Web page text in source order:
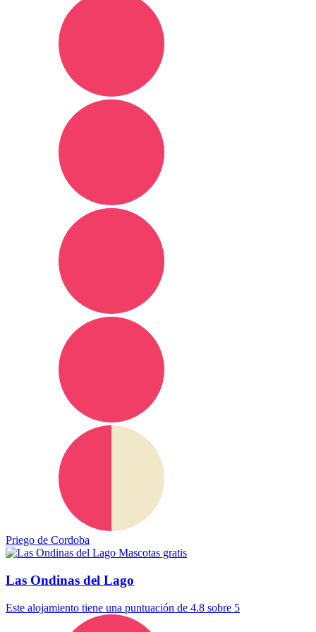
Priego de Cordoba
Mascotas gratis
Las Ondinas del Lago
Este alojamiento tiene una puntuación de 4.8 sobre 5